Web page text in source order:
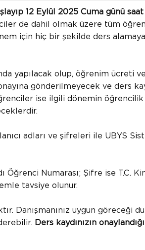
12 Eylül 2025 Cuma günü saat
de dahil olmak üzere tüm
için hiç bir şekilde ders
yapılacak olup, öğrenim ücreti
gönderilmeyecek ve ders
ise ilgili dönemin öğrencilik
adları ve şifreleri ile UBYS
Numarası; Şifre ise T.C.
tavsiye olunur.
Danışmanınız uygun göreceği
Ders kaydınızın